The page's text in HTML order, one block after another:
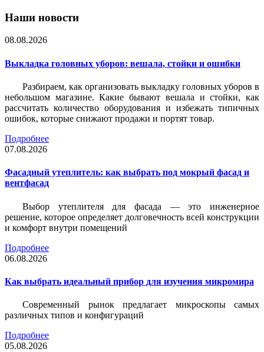
Наши новости
08.08.2026
Выкладка головных уборов: вешала, стойки и ошибки
Разбираем, как организовать выкладку головных уборов в
небольшом магазине. Какие бывают вешала и стойки, как
рассчитать количество оборудования и избежать типичных
ошибок, которые снижают продажи и портят товар.
Подробнее
07.08.2026
Фасадный утеплитель: как выбрать под мокрый фасад и
вентфасад
Выбор утеплителя для фасада — это инженерное
решение, которое определяет долговечность всей конструкции
и комфорт внутри помещений
Подробнее
06.08.2026
Как выбрать идеальный прибор для изучения микромира
Современный рынок предлагает микроскопы самых
различных типов и конфигураций
Подробнее
05.08.2026